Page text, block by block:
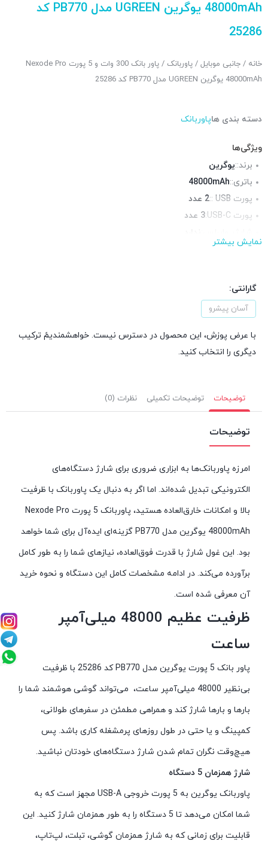
48000mAh یوگرین UGREEN مدل PB770 کد
25286
خانه / جانبی موبایل / پاوربانک
/ پاور بانک 300 وات و 5 پورت Nexode Pro
48000mAh یوگرین UGREEN مدل PB770 کد 25286
دسته بندی هاپاوربانک
ویژگی‌ها
برند::یوگرین
باتری::48000mAh
پورت USB ::
2 عدد
پورت USB-C:
3 عدد
منبع تغذیه::
توان خروجی:
نمایش بیشتر
گارانتی:
آسان پیشرو
با عرض پوزش، این محصول در دسترس نیست. خواهشمندیمً ترکیب
دیگری را انتخاب کنید.
توضیحات توضیحات تکمیلی نظرات (0)
توضیحات
امرزه پاوربانک‌ها به ابزاری ضروری برای شارژ دستگاه‌های
الکترونیکی تبدیل شده‌اند. اما اگر به دنبال یک پاوربانک با ظرفیت
بالا و امکانات خارق‌العاده هستید، پاوربانک 5 پورت Nexode Pro
48000mAh یوگرین مدل PB770 گزینه‌ای ایده‌آل برای شما خواهد
بود. این غول شارژ با قدرت فوق‌العاده، نیازهای شما را به طور کامل
برآورده می‌کند. در ادامه مشخصات کامل این دستگاه و نحوه خرید
آن معرفی شده است.
ظرفیت عظیم 48000 میلی‌آمپر
ساعت
پاور بانک 5 پورت یوگرین مدل PB770 کد 25286 با ظرفیت
بی‌نظیر 48000 میلی‌آمپر ساعت، می‌تواند گوشی هوشمند شما را
بارها و بارها شارژ کند و همراهی مطمئن در سفرهای طولانی،
کمپینگ و یا حتی در طول روزهای پرمشغله کاری باشد. پس
هیچ‌وقت نگران تمام شدن شارژ دستگاه‌های خودتان نباشید.
شارژ همزمان 5 دستگاه
پاوربانک یوگرین به 5 پورت خروجی USB-A مجهز است که به
شما امکان می‌دهد تا 5 دستگاه را به طور همزمان شارژ کنید. این
قابلیت برای زمانی که به شارژ همزمان گوشی، تبلت، لپ‌تاپ،